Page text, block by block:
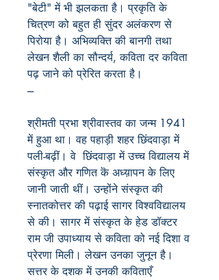
"बेटी" में भी झलकता है। प्रकृति के
चित्रण को बहुत ही सुंदर अलंकरण से
पिरोया है। अभिव्यक्ति की बानगी तथा
लेखन शैली का सौन्दर्य, कविता दर कविता
पढ़ जाने को प्रेरित करता है।
---
श्रीमती प्रभा श्रीवास्तव का जन्म 1941
में हुआ था। वह पहाड़ी शहर छिंदवाड़ा में
पली-बढ़ीं। वे छिंदवाड़ा में उच्च विद्यालय में
संस्कृत और गणित कॆ अध्य़ापन के लिए
जानी जाती थीं। उन्होंने संस्कृत की
स्नातकोत्तर की पढ़ाई सागर विश्वविद्यालय
से की। सागर में संस्कृत के हेड डॉक्टर
राम जी उपाध्याय से कविता को नई दिशा व
प्रेरणा मिली। लेखन उनका जुनून है।
सत्तर के दशक में उनकी कविताएँ